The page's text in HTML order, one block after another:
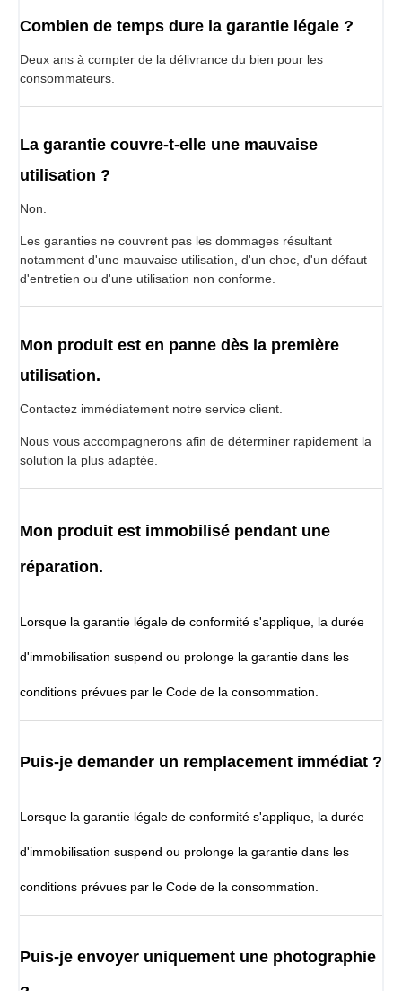
Combien de temps dure la garantie légale ?
Deux ans à compter de la délivrance du bien pour les
consommateurs.
La garantie couvre-t-elle une mauvaise
utilisation ?
Non.
Les garanties ne couvrent pas les dommages résultant
notamment d'une mauvaise utilisation, d'un choc, d'un défaut
d'entretien ou d'une utilisation non conforme.
Mon produit est en panne dès la première
utilisation.
Contactez immédiatement notre service client.
Nous vous accompagnerons afin de déterminer rapidement la
solution la plus adaptée.
Mon produit est immobilisé pendant une
réparation.
Lorsque la garantie légale de conformité s'applique, la durée
d'immobilisation suspend ou prolonge la garantie dans les
conditions prévues par le Code de la consommation.
Puis-je demander un remplacement immédiat ?
Lorsque la garantie légale de conformité s'applique, la durée
d'immobilisation suspend ou prolonge la garantie dans les
conditions prévues par le Code de la consommation.
Puis-je envoyer uniquement une photographie